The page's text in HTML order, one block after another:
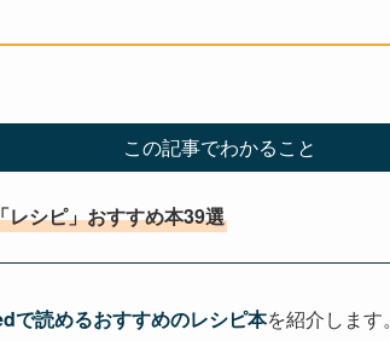
この記事でわかること
シピ」おすすめ本39選
で読めるおすすめのレシピ本を紹介します。